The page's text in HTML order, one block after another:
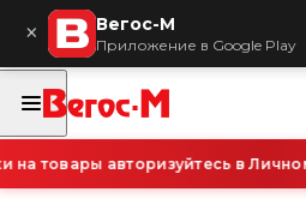
× Вегос-М
Приложение в Google Play
товары авторизуйтесь в Личном